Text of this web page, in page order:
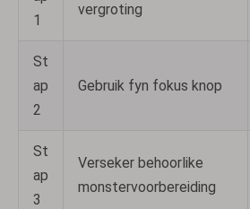
1
vergroting
St
ap
2
Gebruik fyn fokus knop
St
ap
3
Verseker behoorlike
monstervoorbereiding